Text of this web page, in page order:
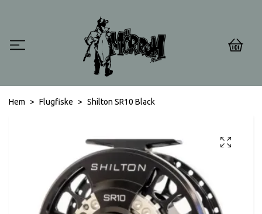
0
Hem Flugfiske Shilton SR10 Black